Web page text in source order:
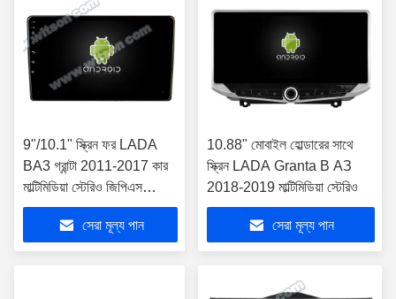
9"/10.1" স্ক্রিন ফর LADA
BA3 গ্রান্টা 2011-2017 কার
মাল্টিমিডিয়া স্টেরিও জিপিএস
কারপ্লে প্লেয়ার
সেরা মূল্য পান
10.88" মোবাইল হোল্ডারের সাথে
স্ক্রিন LADA Granta В АЗ
2018-2019 মাল্টিমিডিয়া স্টেরিও
সেরা মূল্য পান